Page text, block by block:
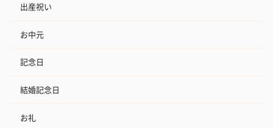
出産祝い
お中元
記念日
結婚記念日
お礼